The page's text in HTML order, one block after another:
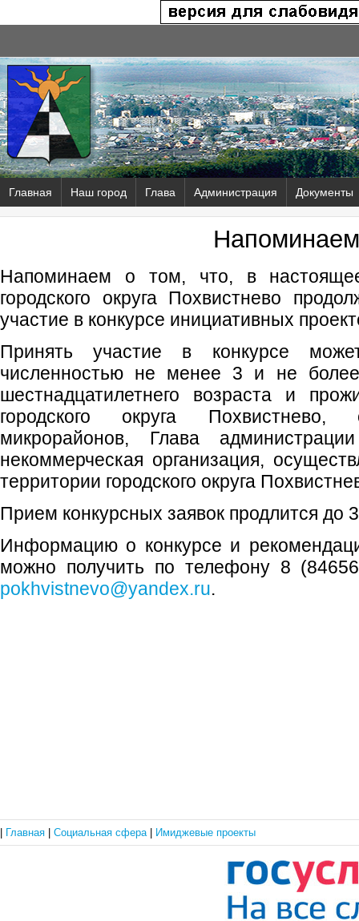
Главная Наш город Глава Администрация Документы
Напоминаем о том, что, в
городского округа Похвистнево
участие в конкурсе инициативных
Принять участие в конкурсе
численностью не менее 3 и не
шестнадцатилетнего возраста и
городского округа Похвистнево,
микрорайонов, Глава
некоммерческая организация,
территории городского округа
Прием конкурсных заявок продлится до
Информацию о конкурсе и
можно получить по телефону 8
pokhvistnevo@yandex.ru.
Главная Социальная сфера Имиджевые проекты